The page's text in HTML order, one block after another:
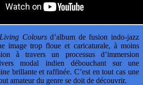
Living Coloursd’album de fusion indo-jazz
image trop floue et caricaturale, à moins
à travers un processus d’immersion
modal indien débouchant sur une
brillante et raffinée. C’est en tout cas une
amateur du genre se doit de découvrir.